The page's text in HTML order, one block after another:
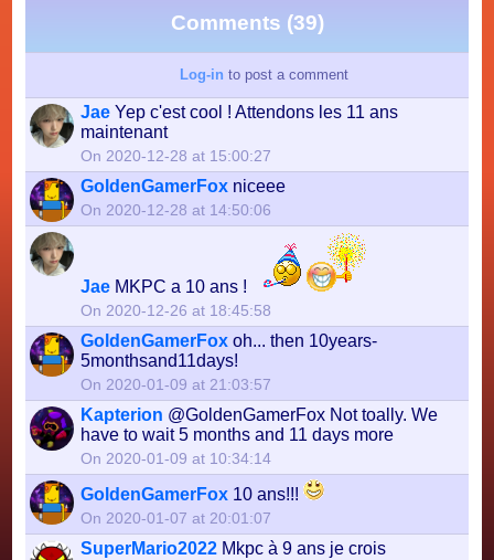
Comments (39)
Log-in to post a comment
Jae Yep c'est cool ! Attendons les 11 ans
maintenant
On 2020-12-28 at 15:00:27
GoldenGamerFox niceee
On 2020-12-28 at 14:50:06
Jae MKPC a 10 ans !
On 2020-12-26 at 18:45:58
GoldenGamerFox oh... then 10years-
5monthsand11days!
On 2020-01-09 at 21:03:57
Kapterion @GoldenGamerFox Not toally. We
have to wait 5 months and 11 days more
On 2020-01-09 at 10:34:14
GoldenGamerFox 10 ans!!!
On 2020-01-07 at 20:01:07
SuperMario2022 Mkpc à 9 ans je crois